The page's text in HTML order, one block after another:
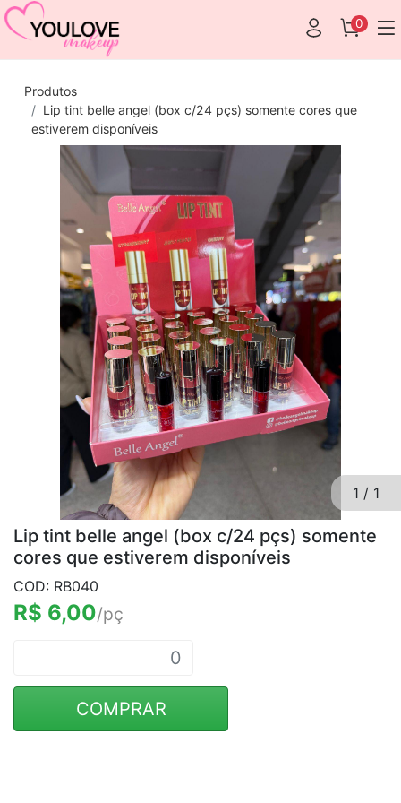
0
Produtos
Lip tint belle angel (box c/24 pçs) somente cores que
estiverem disponíveis
1 / 1
Lip tint belle angel (box c/24 pçs) somente
cores que estiverem disponíveis
COD: RB040
R$ 6,00/pç
COMPRAR